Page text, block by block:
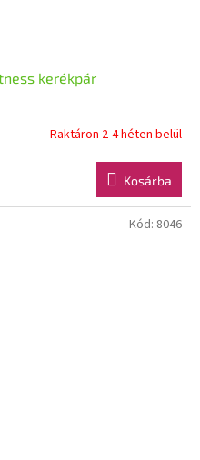
kerékpár
Raktáron 2-4 héten belül
Kosárba
Kód: 8046